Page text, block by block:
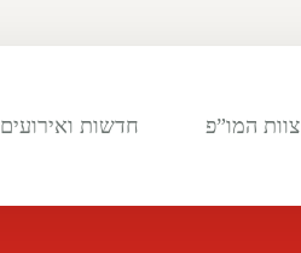
צוות המו”פ חדשות ואירועים